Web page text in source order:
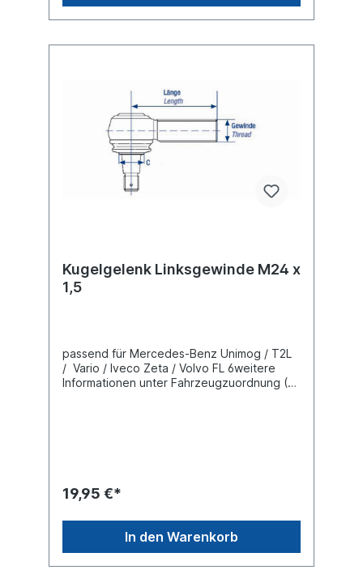
Kugelgelenk Linksgewinde M24 x
1,5
passend für Mercedes-Benz Unimog / T2L
/ Vario / Iveco Zeta / Volvo FL 6weitere
Informationen unter Fahrzeugzuordnung (L)
19,95 €*
In den Warenkorb